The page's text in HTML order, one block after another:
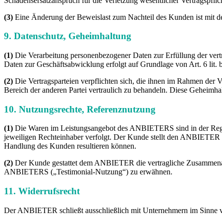
(3) Eine Änderung der Beweislast zum Nachteil des Kunden ist mit
9. Datenschutz, Geheimhaltung
(1) Die Verarbeitung personenbezogener Daten zur Erfüllung der
Daten zur Geschäftsabwicklung erfolgt auf Grundlage von Art. 6 lit.
(2) Die Vertragsparteien verpflichten sich, die ihnen im Rahmen der
Bereich der anderen Partei vertraulich zu behandeln. Diese
10. Nutzungsrechte, Referenznutzung
(1) Die Waren im Leistungsangebot des ANBIETERS sind in der
jeweiligen Rechteinhaber verfolgt. Der Kunde stellt den
Handlung des Kunden resultieren können.
(2) Der Kunde gestattet dem ANBIETER die vertragliche
ANBIETERS („Testimonial-Nutzung“) zu erwähnen.
11. Widerrufsrecht
Der ANBIETER schließt ausschließlich mit Unternehmern im Sinne